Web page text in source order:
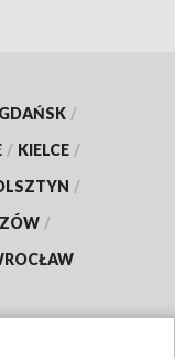
GDAŃSK /
/ KIELCE /
/
/